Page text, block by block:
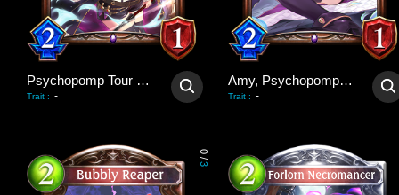
Psychopomp Tour Guide
Trait : -
Amy, Psychopomp Guide
Trait : -
0
/
3